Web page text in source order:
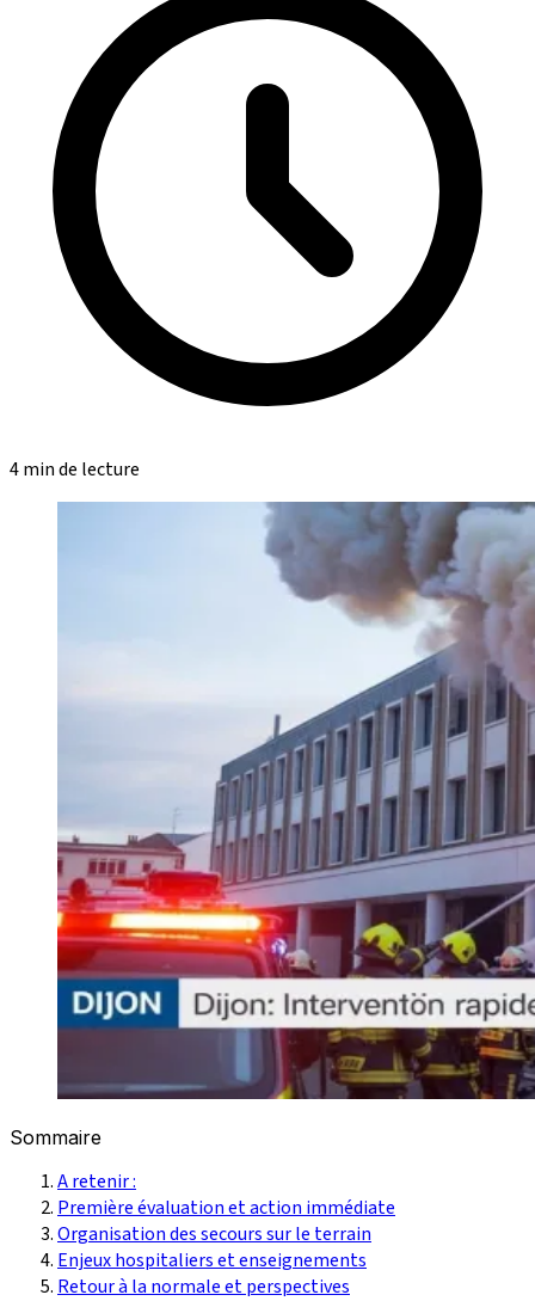
4 min de lecture
Sommaire
A retenir :
Première évaluation et action immédiate
Organisation des secours sur le terrain
Enjeux hospitaliers et enseignements
Retour à la normale et perspectives